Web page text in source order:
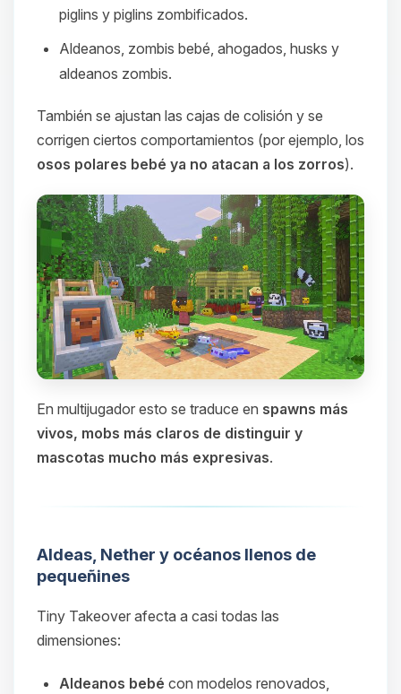
piglins y piglins zombificados.
Aldeanos, zombis bebé, ahogados, husks y
aldeanos zombis.
También se ajustan las cajas de colisión y se
corrigen ciertos comportamientos (por ejemplo, los
osos polares bebé ya no atacan a los zorros).
En multijugador esto se traduce en spawns más
vivos, mobs más claros de distinguir y
mascotas mucho más expresivas.
Aldeas, Nether y océanos llenos de
pequeñines
Tiny Takeover afecta a casi todas las
dimensiones:
Aldeanos bebé con modelos renovados,